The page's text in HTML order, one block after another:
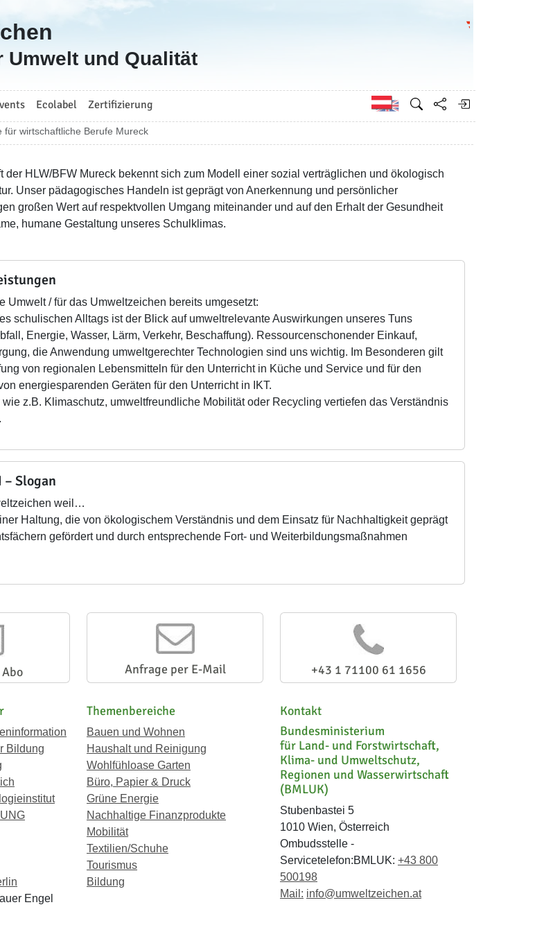
Umwelt und Qualität
Ecolabel Zertifizierung Englisch
wirtschaftliche Berufe Mureck
der HLW/BFW Mureck bekennt sich zum Modell einer sozial verträglichen und ökologisch
Unser pädagogisches Handeln ist geprägt von Anerkennung und persönlicher
großen Wert auf respektvollen Umgang miteinander und auf den Erhalt der Gesundheit
humane Gestaltung unseres Schulklimas.
Umwelt / für das Umweltzeichen bereits umgesetzt:
schulischen Alltags ist der Blick auf umweltrelevante Auswirkungen unseres Tuns
Energie, Wasser, Lärm, Verkehr, Beschaffung). Ressourcenschonender Einkauf,
die Anwendung umweltgerechter Technologien sind uns wichtig. Im Besonderen gilt
von regionalen Lebensmitteln für den Unterricht in Küche und Service und für den
energiesparenden Geräten für den Unterricht in IKT.
z.B. Klimaschutz, umweltfreundliche Mobilität oder Recycling vertiefen das Verständnis
– Slogan
weil…
Haltung, die von ökologischem Verständnis und dem Einsatz für Nachhaltigkeit geprägt
gefördert und durch entsprechende Fort- und Weiterbildungsmaßnahmen
Anfrage per E-Mail +43 1 71100 61 1656
Bildung
Engel
Themenbereiche
Bauen und Wohnen
Haushalt und Reinigung
Wohlfühloase Garten
Büro, Papier & Druck
Grüne Energie
Nachhaltige Finanzprodukte
Mobilität
Textilien/Schuhe
Tourismus
Bildung
Kontakt
Bundesministerium
für Land- und Forstwirtschaft,
Klima- und Umweltschutz,
Regionen und Wasserwirtschaft
(BMLUK)
Stubenbastei 5
1010 Wien, Österreich
Ombudsstelle -
Servicetelefon:BMLUK: +43 800
500198
Mail: info@umweltzeichen.at